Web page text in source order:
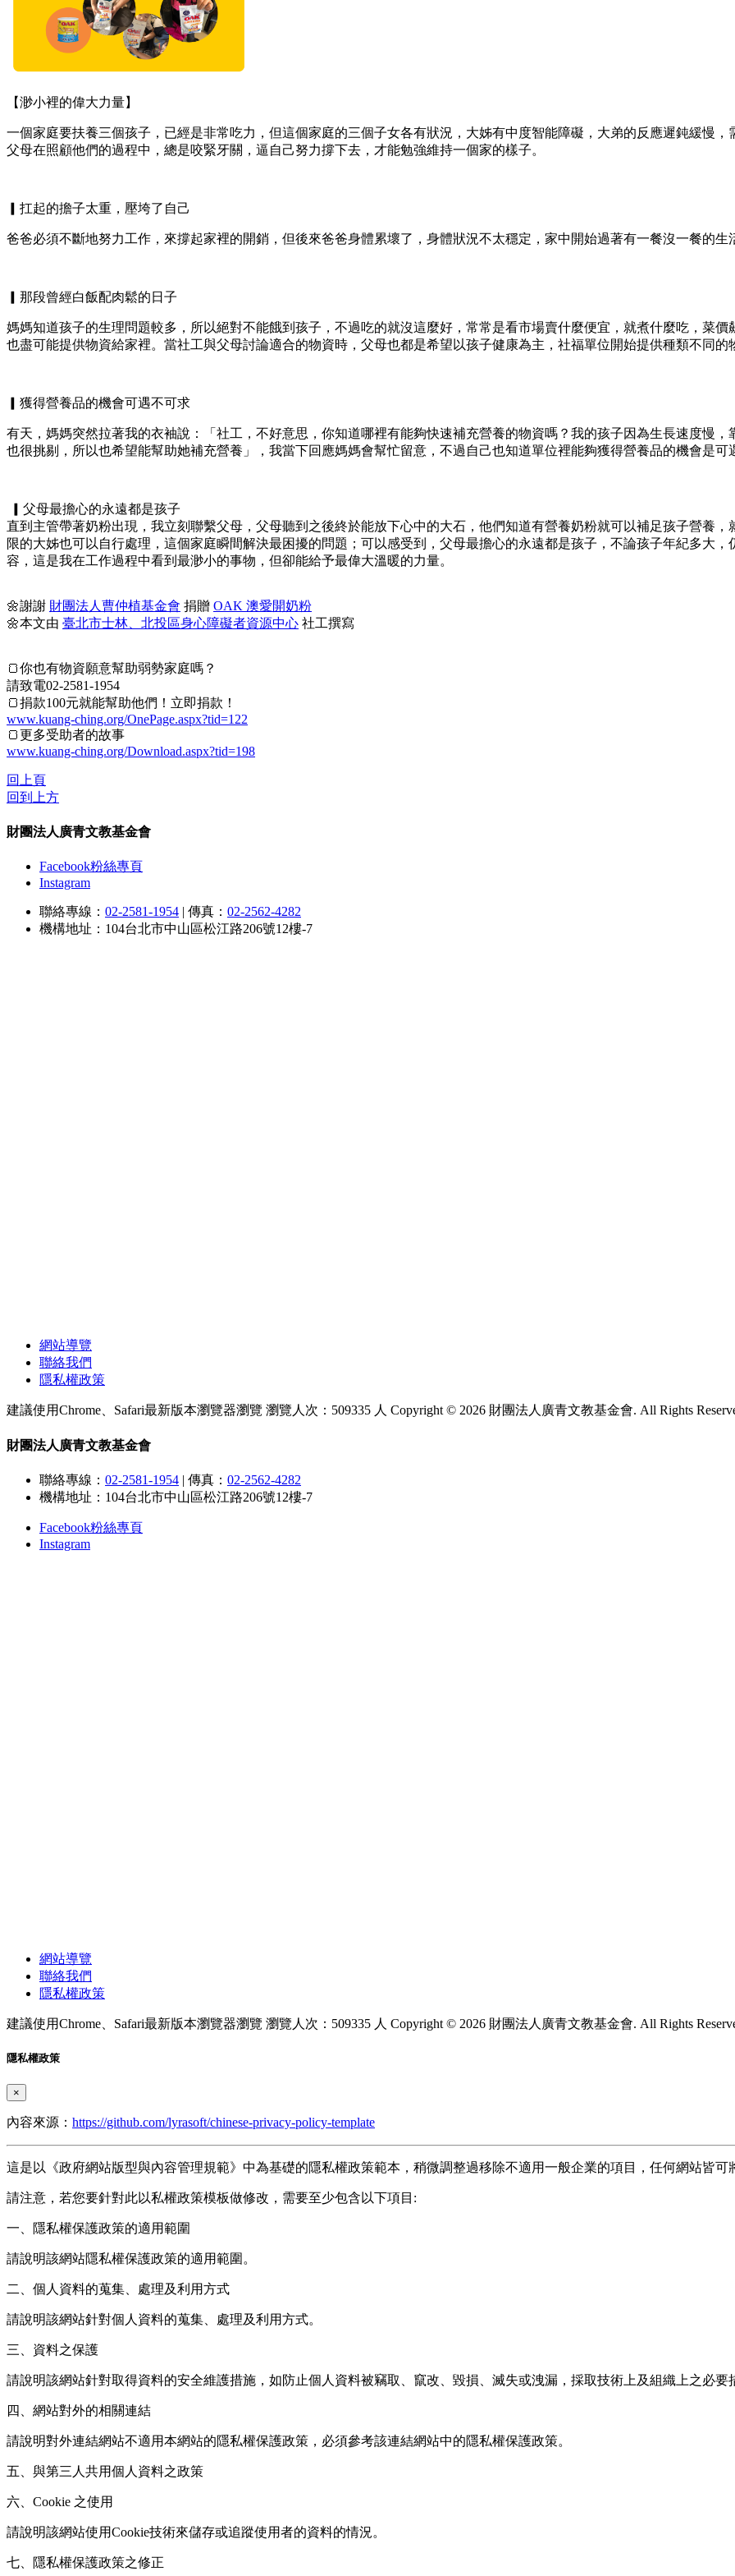
【渺小裡的偉大力量】
一個家庭要扶養三個孩子，已經是非常吃力，但這個家庭的三個子女各有狀況，大姊有中度智能障礙，大弟的反應遲鈍緩慢
父母在照顧他們的過程中，總是咬緊牙關，逼自己努力撐下去，才能勉強維持一個家的樣子。
▎扛起的擔子太重，壓垮了自己
爸爸必須不斷地努力工作，來撐起家裡的開銷，但後來爸爸身體累壞了，身體狀況不太穩定，家中開始過著有一餐沒一餐的生
▎那段曾經白飯配肉鬆的日子
媽媽知道孩子的生理問題較多，所以絕對不能餓到孩子，不過吃的就沒這麼好，常常是看市場賣什麼便宜，就煮什麼吃，菜
也盡可能提供物資給家裡。當社工與父母討論適合的物資時，父母也都是希望以孩子健康為主，社福單位開始提供種類不同的
▎獲得營養品的機會可遇不可求
有天，媽媽突然拉著我的衣袖說：「社工，不好意思，你知道哪裡有能夠快速補充營養的物資嗎？我的孩子因為生長速度慢
也很挑剔，所以也希望能幫助她補充營養」，我當下回應媽媽會幫忙留意，不過自己也知道單位裡能夠獲得營養品的機會是可
▎父母最擔心的永遠都是孩子
直到主管帶著奶粉出現，我立刻聯繫父母，父母聽到之後終於能放下心中的大石，他們知道有營養奶粉就可以補足孩子營養
限的大姊也可以自行處理，這個家庭瞬間解決最困擾的問題；可以感受到，父母最擔心的永遠都是孩子，不論孩子年紀多大
容，這是我在工作過程中看到最渺小的事物，但卻能給予最偉大溫暖的力量。
🌼謝謝 財團法人曹仲植基金會 捐贈 OAK 澳愛開奶粉
🌼本文由 臺北市士林、北投區身心障礙者資源中心 社工撰寫
🍞你也有物資願意幫助弱勢家庭嗎？
請致電02-2581-1954
🍞捐款100元就能幫助他們！立即捐款！
www.kuang-ching.org/OnePage.aspx?tid=122
🍞更多受助者的故事
www.kuang-ching.org/Download.aspx?tid=198
回上頁
回到上方
財團法人廣青文教基金會
Facebook粉絲專頁
Instagram
聯絡專線： 02-2581-1954 | 傳真： 02-2562-4282
機構地址：104台北市中山區松江路206號12樓-7
網站導覽
聯絡我們
隱私權政策
建議使用Chrome、Safari最新版本瀏覽器瀏覽 瀏覽人次：509335 人 Copyright © 2026 財團法人廣青文教基金會. All Rights
財團法人廣青文教基金會
聯絡專線： 02-2581-1954 | 傳真： 02-2562-4282
機構地址：104台北市中山區松江路206號12樓-7
Facebook粉絲專頁
Instagram
網站導覽
聯絡我們
隱私權政策
建議使用Chrome、Safari最新版本瀏覽器瀏覽 瀏覽人次：509335 人 Copyright © 2026 財團法人廣青文教基金會. All Rights
隱私權政策
×
內容來源： https://github.com/lyrasoft/chinese-privacy-policy-template
這是以《政府網站版型與內容管理規範》中為基礎的隱私權政策範本，稍微調整過移除不適用一般企業的項目，任何網站皆
請注意，若您要針對此以私權政策模板做修改，需要至少包含以下項目:
一、隱私權保護政策的適用範圍
請說明該網站隱私權保護政策的適用範圍。
二、個人資料的蒐集、處理及利用方式
請說明該網站針對個人資料的蒐集、處理及利用方式。
三、資料之保護
請說明該網站針對取得資料的安全維護措施，如防止個人資料被竊取、竄改、毀損、滅失或洩漏，採取技術上及組織上之必要
四、網站對外的相關連結
請說明對外連結網站不適用本網站的隱私權保護政策，必須參考該連結網站中的隱私權保護政策。
五、與第三人共用個人資料之政策
六、Cookie 之使用
請說明該網站使用Cookie技術來儲存或追蹤使用者的資料的情況。
七、隱私權保護政策之修正